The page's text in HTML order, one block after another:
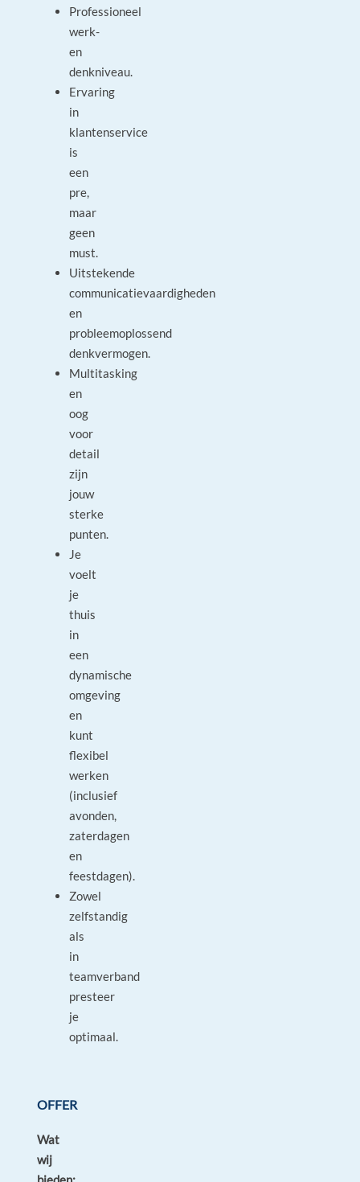
Professioneel
werk-
en
denkniveau.
Ervaring
in
klantenservice
is
een
pre,
maar
geen
must.
Uitstekende
communicatievaardigheden
en
probleemoplossend
denkvermogen.
Multitasking
en
oog
voor
detail
zijn
jouw
sterke
punten.
Je
voelt
je
thuis
in
een
dynamische
omgeving
en
kunt
flexibel
werken
(inclusief
avonden,
zaterdagen
en
feestdagen).
Zowel
zelfstandig
als
in
teamverband
presteer
je
optimaal.
OFFER
Wat
wij